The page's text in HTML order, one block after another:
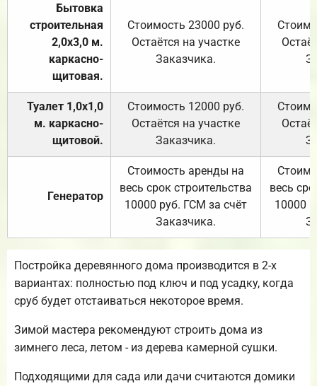
Бытовка
строительная
2,0х3,0 м.
каркасно-
щитовая.
Стоимость 23000 руб.
Остаётся на участке
Заказчика.
Туалет 1,0х1,0
м. каркасно-
щитовой.
Стоимость 12000 руб.
Остаётся на участке
Заказчика.
Генератор
Стоимость аренды на
весь срок строительства
10000 руб. ГСМ за счёт
Заказчика.
весь
10000
Постройка деревянного дома производится в 2-х
вариантах: полностью под ключ и под усадку, когда
сруб будет отстаиваться некоторое время.
Зимой мастера рекомендуют строить дома из
зимнего леса, летом - из дерева камерной сушки.
Подходящими для сада или дачи считаются домики